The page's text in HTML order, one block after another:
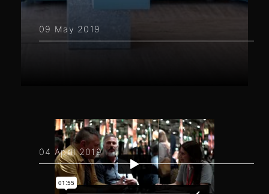
09 May 2019
04 April 2019